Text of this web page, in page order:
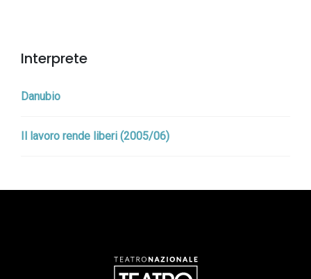
Interprete
Danubio
Il lavoro rende liberi (2005/06)